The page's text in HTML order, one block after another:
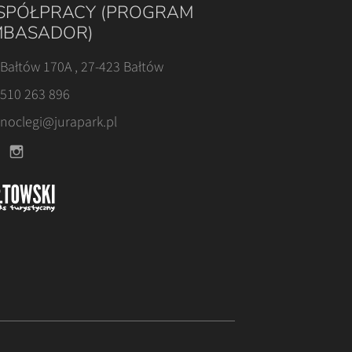
(PROGRAM
170A , 27-423 Bałtów
510 263 896